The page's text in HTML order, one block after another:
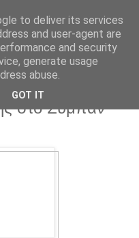
στο Σύμπαν
to deliver its services
and user-agent are
and security
generate usage
abuse.
GOT IT